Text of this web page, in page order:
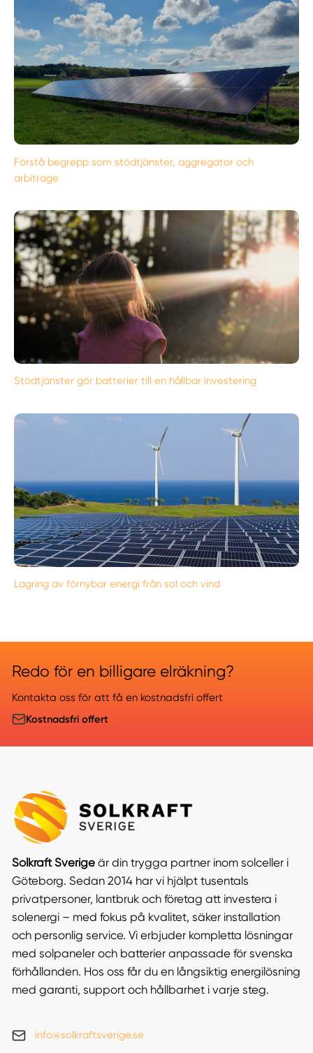
Förstå begrepp som stödtjänster, aggregator och
arbitrage
Stödtjänster gör batterier till en hållbar investering
Lagring av förnybar energi från sol och vind
Redo för en billigare elräkning?
Kontakta oss för att få en kostnadsfri offert
Kostnadsfri offert
Solkraft Sverigeär din trygga partner inom solceller i
Göteborg. Sedan 2014 har vi hjälpt tusentals
privatpersoner, lantbruk och företag att investera i
solenergi – med fokus på kvalitet, säker installation
och personlig service. Vi erbjuder kompletta lösningar
med solpaneler och batterier anpassade för svenska
förhållanden. Hos oss får du en långsiktig energilösning
med garanti, support och hållbarhet i varje steg.
info@solkraftsverige.se